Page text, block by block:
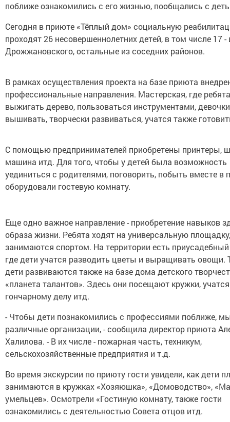
поближе ознакомились с его жизнью, пообщались с
Сегодня в приюте «Тёплый дом» социальную
проходят 26 несовершеннолетних детей, в том числе 17 -
Дрожжановского, остальные из соседних районов.
В рамках осуществления проекта на базе приюта
профессиональные направления. Мастерская, где
выжигать дерево, пользоваться инструментами, девочки
вышивать, творчески развиваться, учатся также
С помощью предпринимателей приобретены принтеры,
машина итд. Для того, чтобы у детей была возможность
уединиться с родителями, поговорить, побыть вместе в
оборудовали гостевую комнату.
Еще одно важное направление - приобретение навыков
образа жизни. Ребята ходят на универсальную площадку,
занимаются спортом. На территории есть приусадебный
где дети учатся разводить цветы и выращивать овощи.
дети развиваются также на базе дома детского
«планета талантов». Здесь они посещают кружки, учатся
гончарному делу итд.
- Чтобы дети познакомились с профессиями поближе,
различные организации, - сообщила директор приюта
Халилова. - В их числе - пожарная часть, техникум,
сельскохозяйственные предприятия и т.д.
Во время экскурсии по приюту гости увидели, как дети
занимаются в кружках «Хозяюшка», «Домоводство»,
умельцев». Осмотрели «Гостиную комнату, также гости
ознакомились с деятельностью Совета отцов итд.